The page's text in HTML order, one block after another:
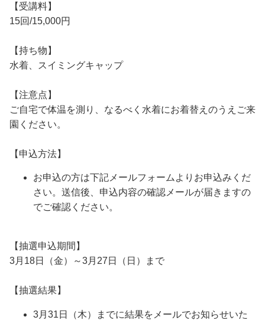
【受講料】
15回/15,000円
【持ち物】
水着、スイミングキャップ
【注意点】
ご自宅で体温を測り、なるべく水着にお着替えのうえご来
園ください。
【申込方法】
お申込の方は下記メールフォームよりお申込みくだ
さい。送信後、申込内容の確認メールが届きますの
でご確認ください。
【抽選申込期間】
3月18日（金）～3月27日（日）まで
【抽選結果】
3月31日（木）までに結果をメールでお知らせいた